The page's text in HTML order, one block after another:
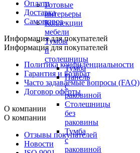
Готовые
интерьеры
Коллекции
мебели
Тумбы
и
столешницы
Тумба
Панель
с
раковиной
Столешницы
без
раковины
Тумба
с
раковиной
Оплата
Доставка
Самовывоз
Информация для покупателей
Информация для покупателей
Политика конфиденциальности
Гарантия и возврат
Часто задаваемые вопросы (FAQ)
Договор оферты
О компании
О компании
Отзывы покупателей
Новости